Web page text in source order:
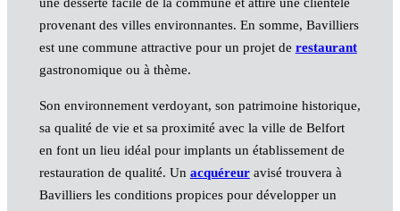
provenant des villes environnantes. En somme, Bavilliers
est une commune attractive pour un projet de restaurant
gastronomique ou à thème.
Son environnement verdoyant, son patrimoine historique,
sa qualité de vie et sa proximité avec la ville de Belfort
en font un lieu idéal pour implants un établissement de
restauration de qualité. Un acquéreuravisé trouvera à
Bavilliers les conditions propices pour développer un